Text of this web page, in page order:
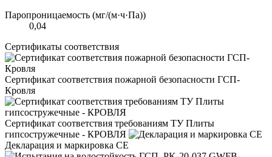
Паропроницаемость (мг/(м·ч·Па))
0,04
Сертификаты соответствия
Сертификат соответствия пожарной безопасности ГСП-
Кровля
Сертификат соответствия требованиям ТУ Плиты
гипсостружечные - КРОВЛЯ
Декларация и маркировка CE